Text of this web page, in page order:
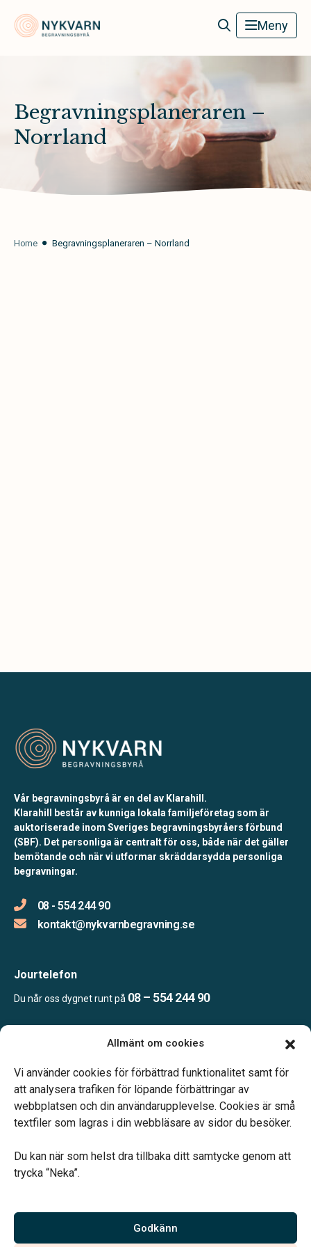
Allmänt om cookies
Vi använder cookies för förbättrad funktionalitet samt för
att analysera trafiken för löpande förbättringar av
webbplatsen och din användarupplevelse. Cookies är små
textfiler som lagras i din webbläsare av sidor du besöker.
Du kan när som helst dra tillbaka ditt samtycke genom att
trycka “Neka”.
Godkänn
Nykvarn Begravningsbyrå Meny
Begravningsplaneraren –
Norrland
Home Begravningsplaneraren – Norrland
Vår begravningsbyrå är en del av Klarahill.
Klarahill består av kunniga lokala familjeföretag som är
auktoriserade inom Sveriges begravningsbyråers förbund
(SBF). Det personliga är centralt för oss, både när det gäller
bemötande och när vi utformar skräddarsydda personliga
begravningar.
08 - 554 244 90
kontakt@nykvarnbegravning.se
Jourtelefon
Du når oss dygnet runt på 08 – 554 244 90
Mån & Ons: 13.30 – 16.30
Annan tid efter överenskommelse